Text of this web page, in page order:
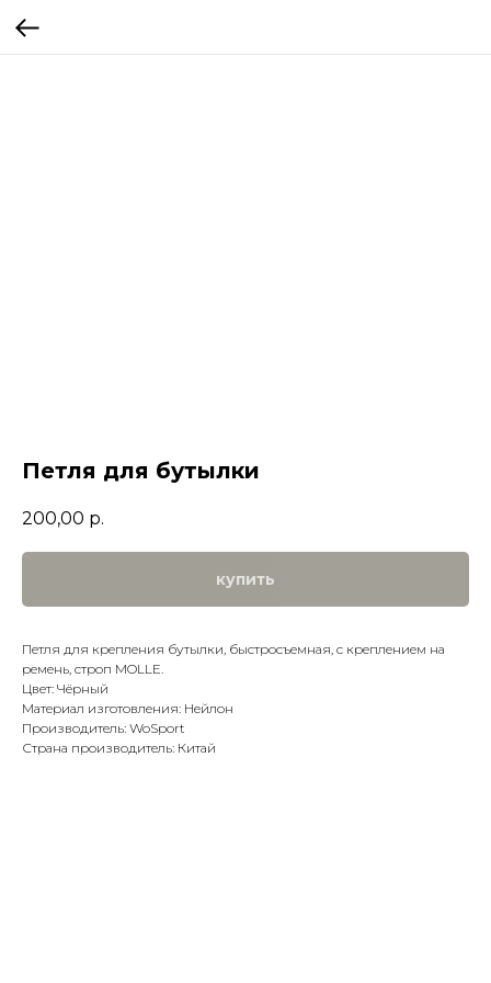
Петля для бутылки
200,00 р.
купить
Петля для крепления бутылки, быстросъемная, с креплением на
ремень, строп MOLLE.
Цвет: Чёрный
Материал изготовления: Нейлон
Производитель: WoSport
Страна производитель: Китай